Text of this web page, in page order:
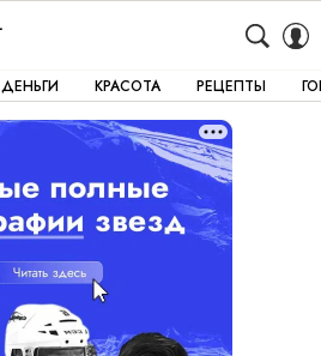
ДЕНЬГИ КРАСОТА РЕЦЕПТЫ